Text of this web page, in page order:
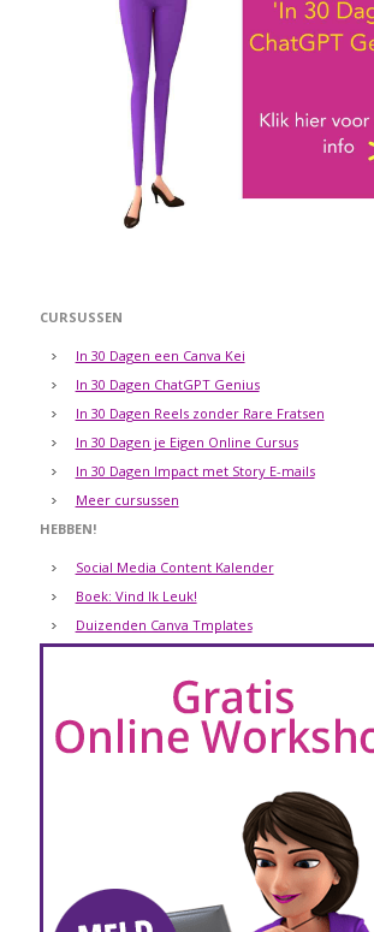
CURSUSSEN
In 30 Dagen een Canva Kei
In 30 Dagen ChatGPT Genius
In 30 Dagen Reels zonder Rare Fratsen
In 30 Dagen je Eigen Online Cursus
In 30 Dagen Impact met Story E-mails
Meer cursussen
HEBBEN!
Social Media Content Kalender
Boek: Vind Ik Leuk!
Duizenden Canva Tmplates